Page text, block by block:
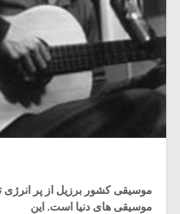
موسیقی کشور برزیل از پر انرژی
موسیقی های دنیا است. این